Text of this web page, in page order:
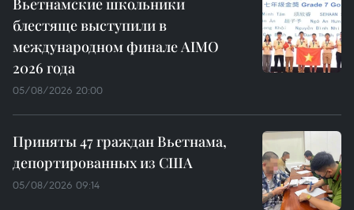
блестяще выступили в
международном финале AIMO
2026 года
05/08/2026 20:00
Приняты 47 граждан Вьетнама,
депортированных из США
05/08/2026 09:14